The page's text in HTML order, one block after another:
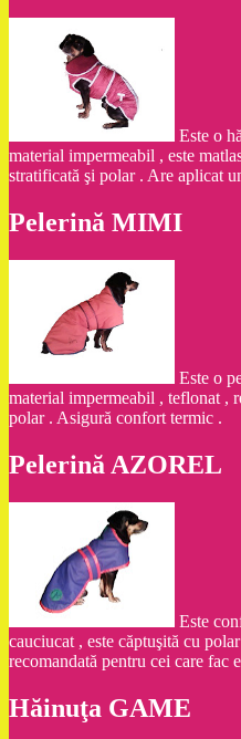
Este o
material impermeabil , este
stratificată şi polar . Are aplicat
Pelerină MIMI
Este o
material impermeabil , teflonat ,
polar . Asigură confort termic .
Pelerină AZOREL
Este
cauciucat , este căptuşită cu
recomandată pentru cei care fac
Hăinuţa GAME